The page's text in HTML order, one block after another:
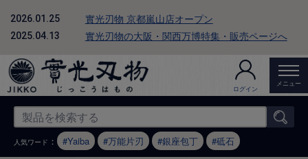
2026.01.25 實光刃物 京都嵐山店オープン
2025.04.13 實光刃物の大阪・関西万博特集・販売ページへ
ログイン
メニュー
人気ワード ： Yaiba 万能片刃 銀座包丁 砥石